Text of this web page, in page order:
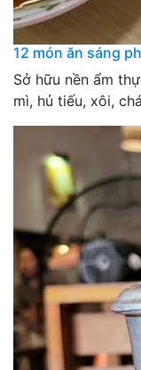
12 món ăn sáng
Sở hữu nền ẩm
mì, hủ tiếu, xôi,